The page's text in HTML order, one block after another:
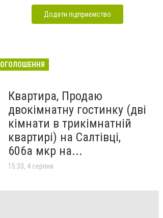
Додати підприємство
ОГОЛОШЕННЯ
Квартира, Продаю
двокімнатну гостинку (дві
кімнати в трикімнатній
квартирі) на Салтівці,
606а мкр на...
15:33, 4 серпня